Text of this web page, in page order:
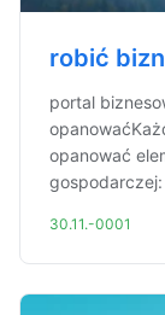
robić
portal
opanować
30.11.-0001